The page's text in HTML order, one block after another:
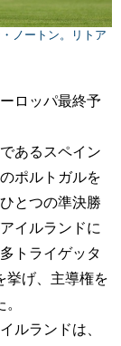
ノートン。リトア
ロッパ最終予
あるスペイン
ポルトガルを
とつの準決勝
イルランドに
トライゲッタ
挙げ、主導権を
ルランドは、